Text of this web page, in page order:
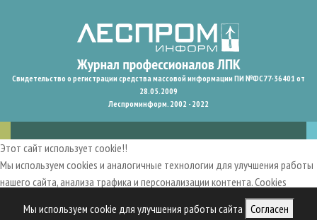
Мы используем cookie для улучшения работы сайта Согласен
Свидетельство о регистрации средства массовой информации ПИ №ФС77-36401 от
28.05.2009
Леспроминформ. 2002 - 2022
Этот сайт использует cookie!!
Мы используем cookies и аналогичные технологии для улучшения работы
нашего сайта, анализа трафика и персонализации контента. Cookies
пользовательский опыт